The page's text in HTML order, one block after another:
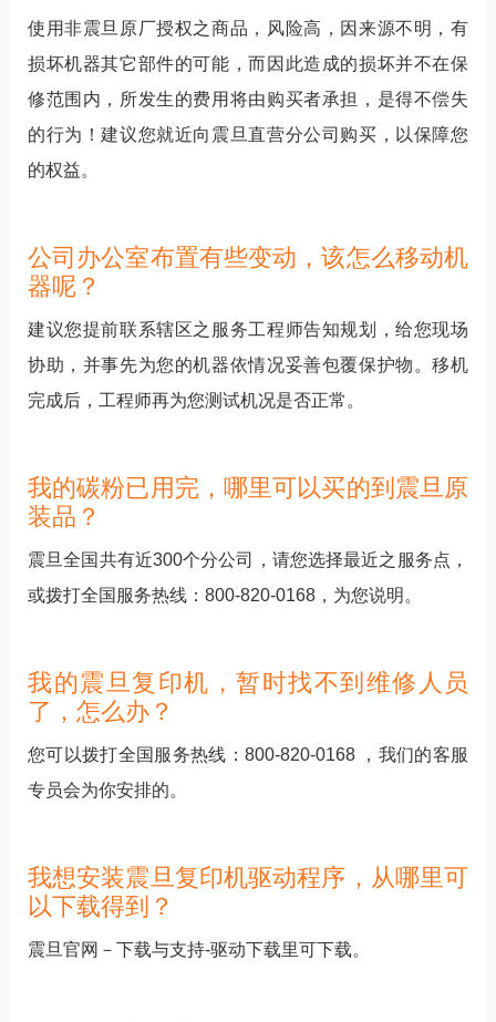
使用非震旦原厂授权之商品，风险高，因来源不明，有
损坏机器其它部件的可能，而因此造成的损坏并不在保
修范围内，所发生的费用将由购买者承担，是得不偿失
的行为！建议您就近向震旦直营分公司购买，以保障您
的权益。
公司办公室布置有些变动，该怎么移动机
器呢？
建议您提前联系辖区之服务工程师告知规划，给您现场
协助，并事先为您的机器依情况妥善包覆保护物。移机
完成后，工程师再为您测试机况是否正常。
我的碳粉已用完，哪里可以买的到震旦原
装品？
震旦全国共有近300个分公司，请您选择最近之服务点，
或拨打全国服务热线：800-820-0168，为您说明。
我的震旦复印机，暂时找不到维修人员
了，怎么办？
您可以拨打全国服务热线：800-820-0168 ，我们的客服
专员会为你安排的。
我想安装震旦复印机驱动程序，从哪里可
以下载得到？
震旦官网－下载与支持-驱动下载里可下载。